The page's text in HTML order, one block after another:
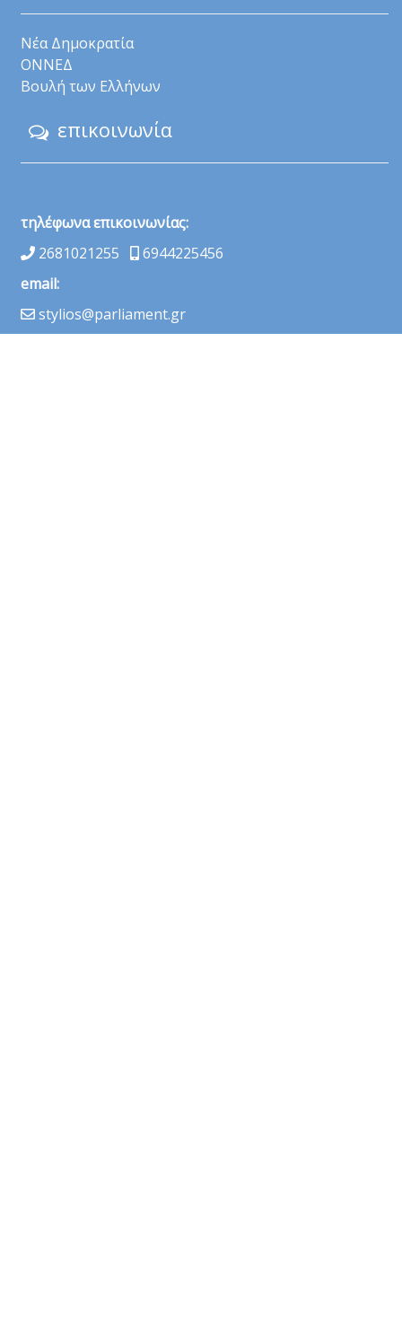
Νέα Δημοκρατία
ΟΝΝΕΔ
Βουλή των Ελλήνων
επικοινωνία
τηλέφωνα επικοινωνίας:
2681021255
6944225456
email:
stylios@parliament.gr